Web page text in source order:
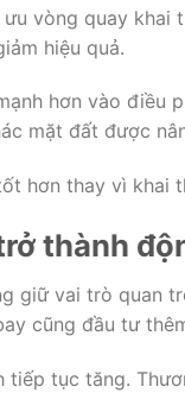
vòng quay
hiệu quả.
hơn vào điều
mặt đất được
hơn thay vì khai
thành
giữ vai trò quan
cũng đầu tư
tiếp tục tăng.